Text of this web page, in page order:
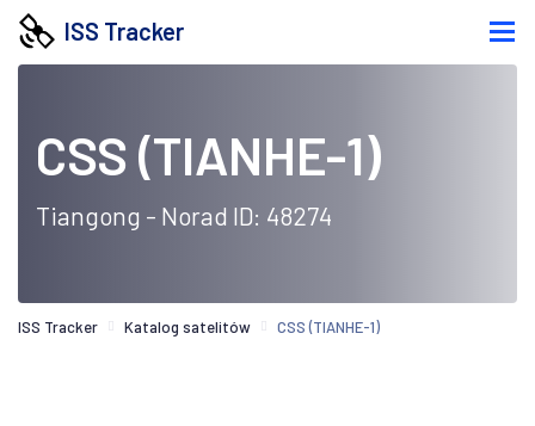
ISS Tracker
CSS (TIANHE-1)
Tiangong - Norad ID: 48274
ISS Tracker Katalog satelitów CSS (TIANHE-1)